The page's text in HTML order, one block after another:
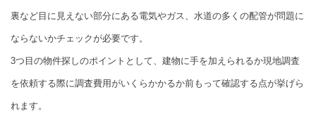
裏など目に見えない部分にある電気やガス、水道の多くの配管が問題に
ならないかチェックが必要です。
3つ目の物件探しのポイントとして、建物に手を加えられるか現地調査
を依頼する際に調査費用がいくらかかるか前もって確認する点が挙げら
れます。